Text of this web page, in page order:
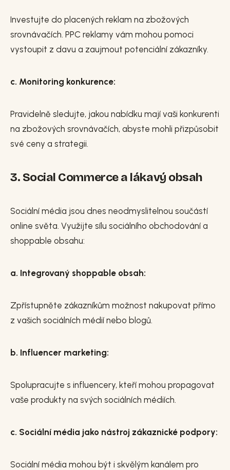
Investujte do placených reklam na zbožových
srovnávačích. PPC reklamy vám mohou pomoci
vystoupit z davu a zaujmout potenciální zákazníky.
c. Monitoring konkurence:
Pravidelně sledujte, jakou nabídku mají vaši konkurenti
na zbožových srovnávačích, abyste mohli přizpůsobit
své ceny a strategii.
3. Social Commerce a lákavý obsah
Sociální média jsou dnes neodmyslitelnou součástí
online světa. Využijte sílu sociálního obchodování a
shoppable obsahu:
a. Integrovaný shoppable obsah:
Zpřístupněte zákazníkům možnost nakupovat přímo
z vašich sociálních médií nebo blogů.
b. Influencer marketing:
Spolupracujte s influencery, kteří mohou propagovat
vaše produkty na svých sociálních médiích.
c. Sociální média jako nástroj zákaznické podpory:
Sociální média mohou být i skvělým kanálem pro